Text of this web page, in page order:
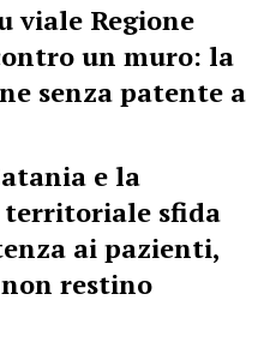
viale Regione
un muro: la
senza patente a
e la
territoriale sfida
ai pazienti,
restino